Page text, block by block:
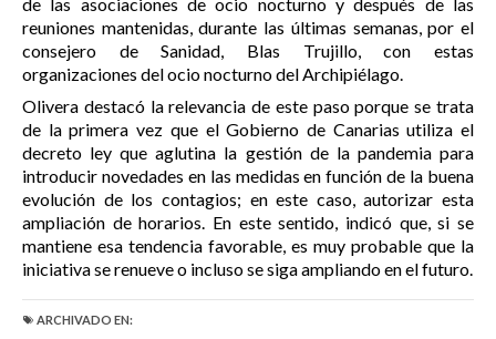
de las asociaciones de ocio nocturno y después de las
reuniones mantenidas, durante las últimas semanas, por el
consejero de Sanidad, Blas Trujillo, con estas
organizaciones del ocio nocturno del Archipiélago.
Olivera destacó la relevancia de este paso porque se trata
de la primera vez que el Gobierno de Canarias utiliza el
decreto ley que aglutina la gestión de la pandemia para
introducir novedades en las medidas en función de la buena
evolución de los contagios; en este caso, autorizar esta
ampliación de horarios. En este sentido, indicó que, si se
mantiene esa tendencia favorable, es muy probable que la
iniciativa se renueve o incluso se siga ampliando en el futuro.
ARCHIVADO EN: